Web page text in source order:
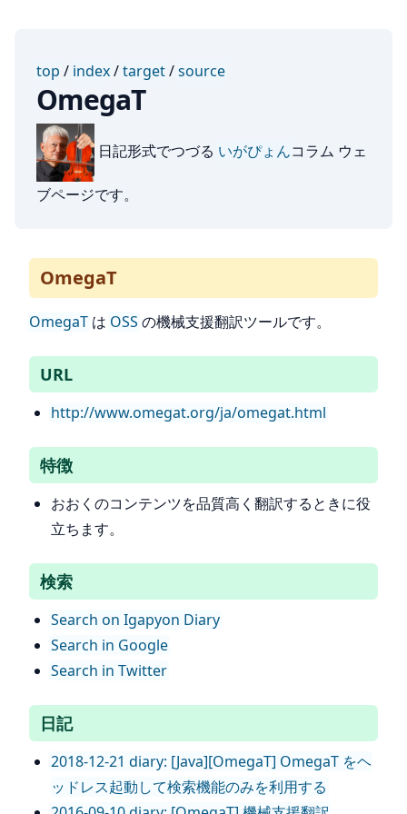
top / index/target/source
OmegaT
日記形式でつづる いがぴょんコラム ウェ
ブページです。
OmegaT
OmegaT は OSS の機械支援翻訳ツールです。
URL
http://www.omegat.org/ja/omegat.html
特徴
おおくのコンテンツを品質高く翻訳するときに役
立ちます。
検索
Search on Igapyon Diary
Search in Google
Search in Twitter
日記
2018-12-21 diary: [Java][OmegaT] OmegaT をヘ
ッドレス起動して検索機能のみを利用する